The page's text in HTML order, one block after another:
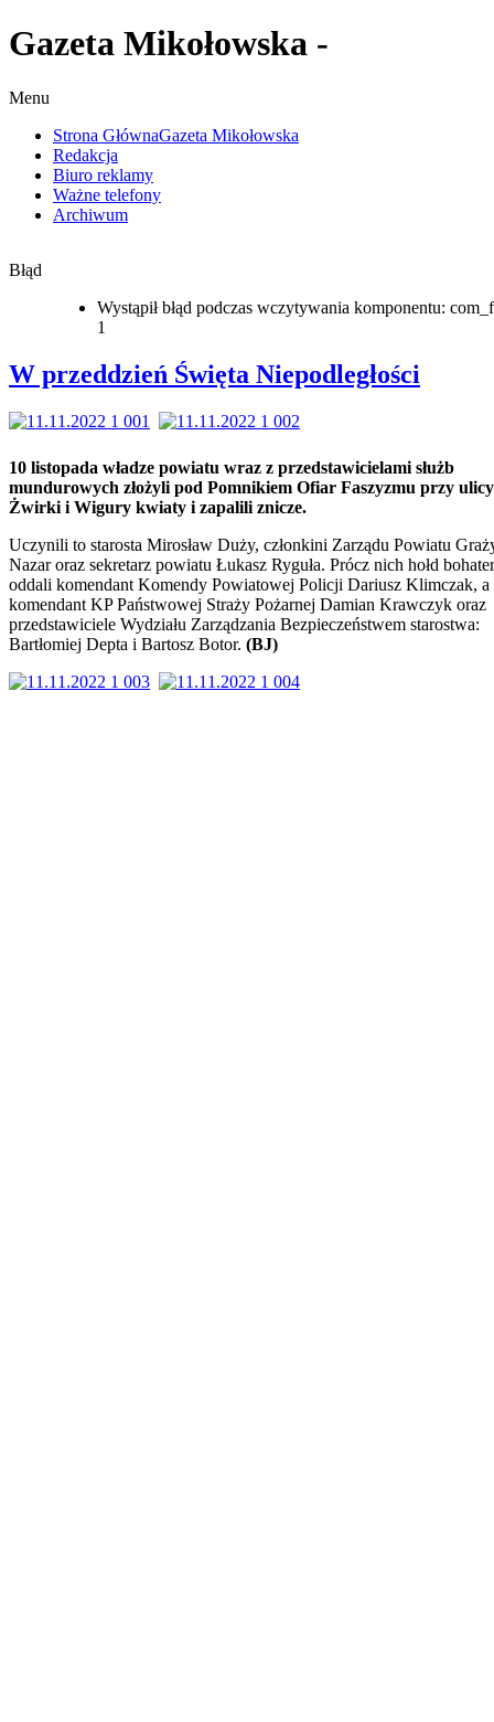
Gazeta Mikołowska -
Menu
Strona GłównaGazeta Mikołowska
Redakcja
Biuro reklamy
Ważne telefony
Archiwum
Błąd
Wystąpił błąd podczas wczytywania komponentu:
1
W przeddzień Święta Niepodległości
10 listopada władze powiatu wraz z przedstawicielami służb
mundurowych złożyli pod Pomnikiem Ofiar Faszyzmu przy ulicy
Żwirki i Wigury kwiaty i zapalili znicze.
Uczynili to starosta Mirosław Duży, członkini Zarządu Powiatu
Nazar oraz sekretarz powiatu Łukasz Ryguła. Prócz nich hołd
oddali komendant Komendy Powiatowej Policji Dariusz Klimczak, a
komendant KP Państwowej Straży Pożarnej Damian Krawczyk oraz
przedstawiciele Wydziału Zarządzania Bezpieczeństwem starostwa:
Bartłomiej Depta i Bartosz Botor. (BJ)